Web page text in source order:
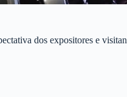
dos expositores e